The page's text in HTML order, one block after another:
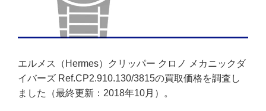
エルメス（Hermes）クリッパー クロノ メカニックダ
イバーズ Ref.CP2.910.130/3815の買取価格を調査し
ました（最終更新：2018年10月）。